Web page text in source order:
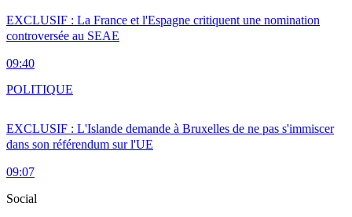
EXCLUSIF : La France et l'Espagne critiquent une nomination
controversée au SEAE
09:40
EXCLUSIF : L'Islande demande à Bruxelles de ne pas s'immiscer
dans son référendum sur l'UE
09:07
POLITIQUE
Social